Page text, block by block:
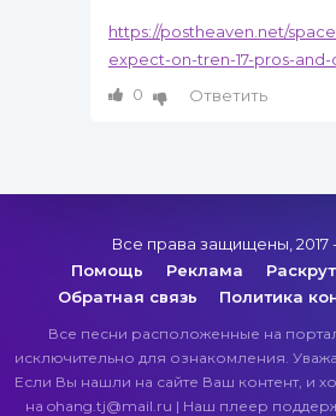
https://postheaven.net/
expect-on-tren-17-pros-and-
0
Ответить
Все права защищены, 2017 -
Помощь
Реклама
Обратная связь
Политика
Все песни расположенные на
исключительно для ознакомления.
Если Вы нашли на сайте Ваш контент, и
на ohang.tj@mail.ru | Наш плеер